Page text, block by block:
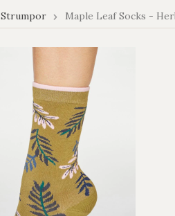
Strumpor Maple Leaf Socks -